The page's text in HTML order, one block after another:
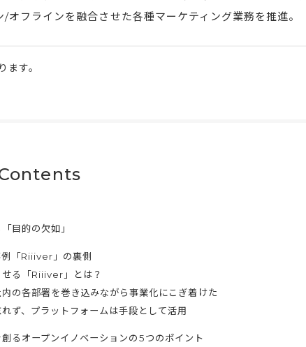
/オフラインを融合させた各種マーケティング業務を推進。
す。
目的の欠如」
「Riiiver」の裏側
る「Riiiver」とは？
の各部署を巻き込みながら事業化にこぎ着けた
ず、プラットフォームは手段として活用
るオープンイノベーションの5つのポイント